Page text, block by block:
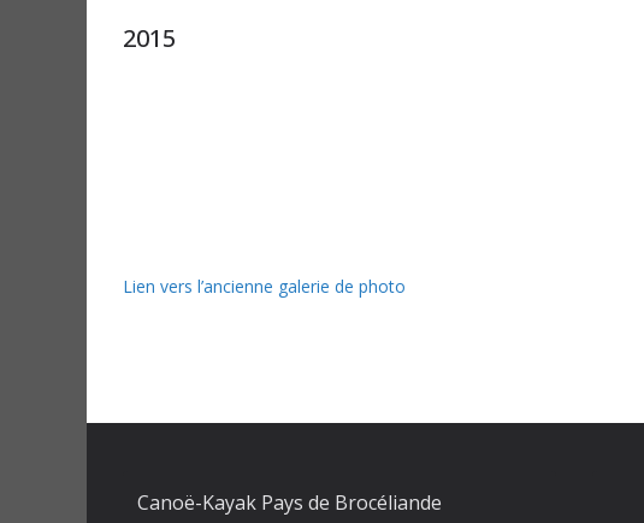
2015
Lien vers l’ancienne galerie de photo
Canoë-Kayak Pays de Brocéliande